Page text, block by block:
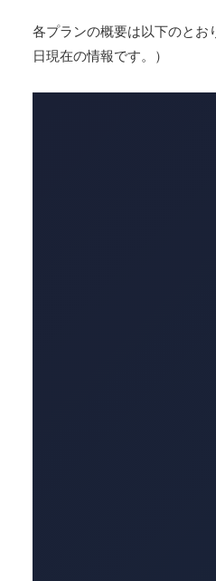
各プランの概要は以下のと
日現在の情報です。）